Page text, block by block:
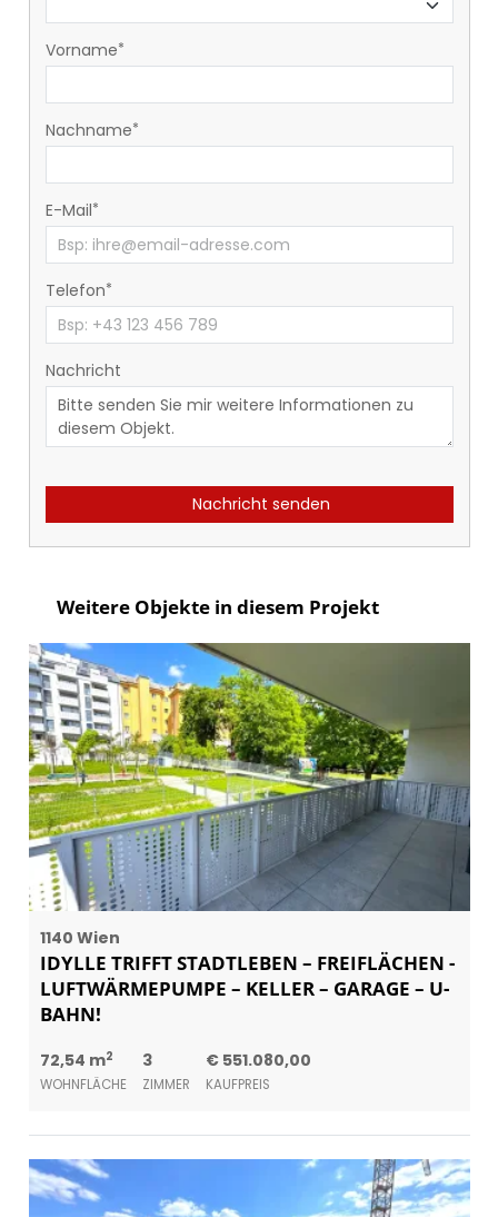
Vorname
Nachname
E-Mail
Telefon
Nachricht
Nachricht senden
Weitere Objekte in diesem Projekt
1140 Wien
IDYLLE TRIFFT STADTLEBEN – FREIFLÄCHEN -
LUFTWÄRMEPUMPE – KELLER – GARAGE – U-
BAHN!
72,54 m2
WOHNFLÄCHE
3
ZIMMER
€ 551.080,00
KAUFPREIS